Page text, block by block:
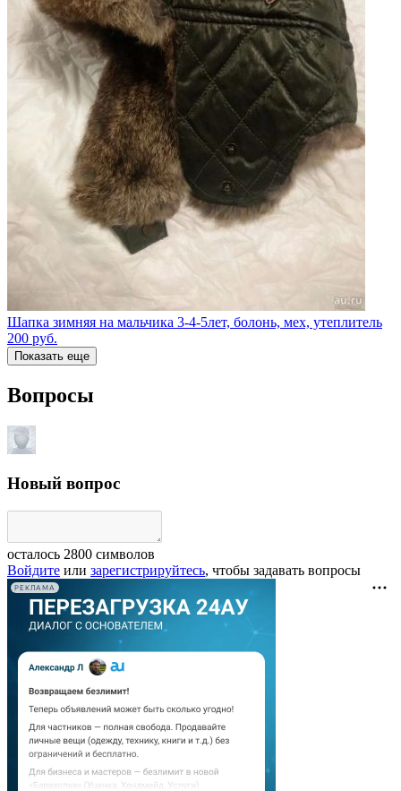
Шапка зимняя на мальчика 3-4-5лет, болонь, мех, утеплитель
200 руб.
Показать еще
Вопросы
Новый вопрос
осталось 2800 символов
Войдите или зарегистрируйтесь, чтобы задавать вопросы
РЕКЛАМА